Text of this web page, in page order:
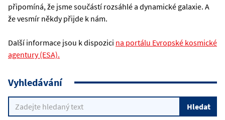
připomíná, že jsme součástí rozsáhlé a dynamické galaxie. A
že vesmír někdy přijde k nám.
Další informace jsou k dispozici na portálu Evropské kosmické
agentury (ESA).
Vyhledávání